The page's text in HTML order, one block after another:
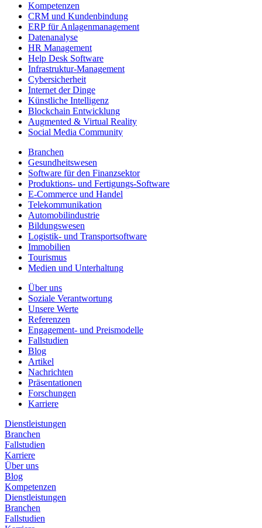
Kompetenzen
CRM und Kundenbindung
ERP für Anlagenmanagement
Datenanalyse
HR Management
Help Desk Software
Infrastruktur-Management
Cybersicherheit
Internet der Dinge
Künstliche Intelligenz
Blockchain Entwicklung
Augmented & Virtual Reality
Social Media Community
Branchen
Gesundheitswesen
Software für den Finanzsektor
Produktions- und Fertigungs-Software
E-Commerce und Handel
Telekommunikation
Automobilindustrie
Bildungswesen
Logistik- und Transportsoftware
Immobilien
Tourismus
Medien und Unterhaltung
Über uns
Soziale Verantwortung
Unsere Werte
Referenzen
Engagement- und Preismodelle
Fallstudien
Blog
Artikel
Nachrichten
Präsentationen
Forschungen
Karriere
Dienstleistungen
Branchen
Fallstudien
Karriere
Über uns
Blog
Kompetenzen
Dienstleistungen
Branchen
Fallstudien